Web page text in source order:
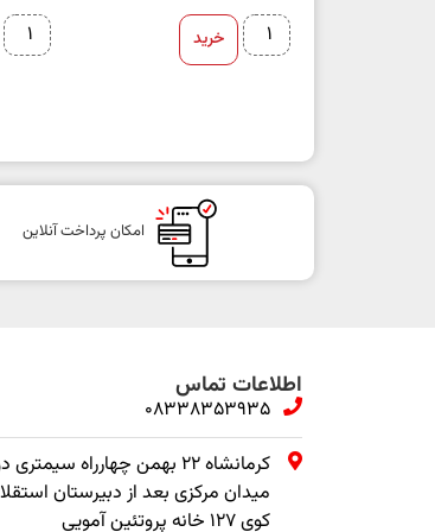
خرید
امکان پرداخت آنلاین
اطلاعات تماس
08338353935
کرمانشاه ۲۲ بهمن چهارراه
میدان مرکزی بعد از دبیرستان
کوی ۱۲۷ خانه پروتئین آمویی